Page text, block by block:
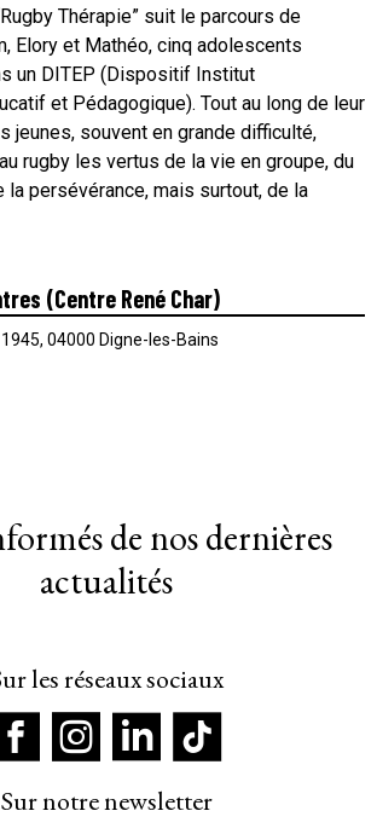
Thérapie” suit le parcours de
Elory et Mathéo, cinq adolescents
un DITEP (Dispositif Institut
et Pédagogique). Tout au long de leur
jeunes, souvent en grande difficulté,
rugby les vertus de la vie en groupe, du
la persévérance, mais surtout, de la
(Centre René Char)
04000 Digne-les-Bains
de nos dernières
actualités
les réseaux sociaux
Sur notre newsletter